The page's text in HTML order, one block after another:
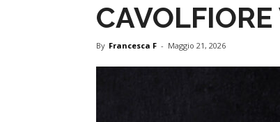
By Francesca F - Maggio 21, 2026